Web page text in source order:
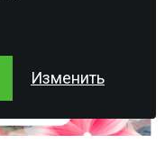
Изменить